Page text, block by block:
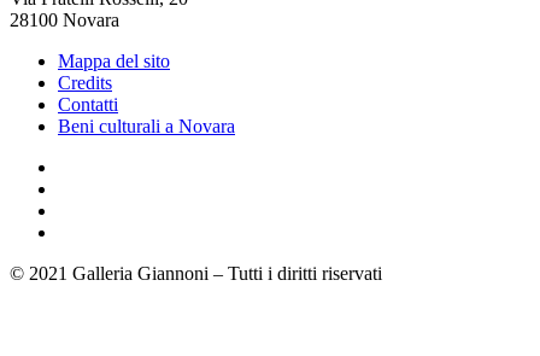
28100 Novara
Mappa del sito
Credits
Contatti
Beni culturali a Novara
© 2021 Galleria Giannoni – Tutti i diritti riservati